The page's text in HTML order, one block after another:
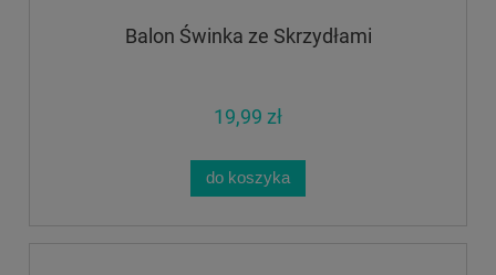
Balon Świnka ze Skrzydłami
19,99 zł
do koszyka